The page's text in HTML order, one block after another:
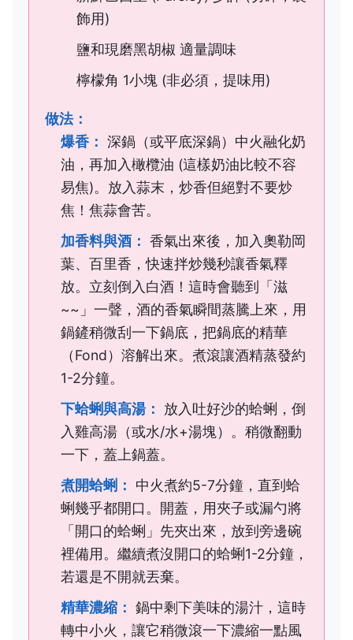
飾用)
鹽和現磨黑胡椒 適量調味
檸檬角 1小塊 (非必須，提味用)
做法：
爆香： 深鍋（或平底深鍋）中火融化奶
油，再加入橄欖油 (這樣奶油比較不容
易焦)。放入蒜末，炒香但絕對不要炒
焦！焦蒜會苦。
加香料與酒： 香氣出來後，加入奧勒岡
葉、百里香，快速拌炒幾秒讓香氣釋
放。立刻倒入白酒！這時會聽到「滋
~~」一聲，酒的香氣瞬間蒸騰上來，用
鍋鏟稍微刮一下鍋底，把鍋底的精華
（Fond）溶解出來。煮滾讓酒精蒸發約
1-2分鐘。
下蛤蜊與高湯：
放入吐好沙的蛤蜊，倒
入雞高湯（或水/水+湯塊）。稍微翻動
一下，蓋上鍋蓋。
煮開蛤蜊：
中火煮約5-7分鐘，直到蛤
蜊幾乎都開口。開蓋，用夾子或漏勺將
「開口的蛤蜊」先夾出來，放到旁邊碗
裡備用。繼續煮沒開口的蛤蜊1-2分鐘，
若還是不開就丟棄。
精華濃縮： 鍋中剩下美味的湯汁，這時
轉中小火，讓它稍微滾一下濃縮一點風